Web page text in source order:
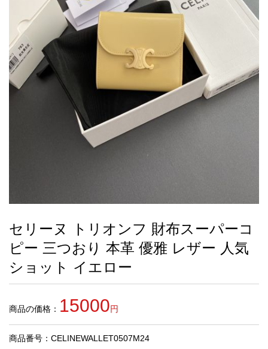
管
せ
2026人気特集
バッグ
財布
時計
服
ズボン
衣装セット
靴
住まい用品
アクセサリー
ベルト
スカーフ
アイフォーンケ
ース
小物
お
す
す
め
商
人
セリーヌ トリオンフ 財布スーパーコ
ピー 三つおり 本革 優雅 レザー 人気
ショット イエロー
商品の価格： 15000円
商品番号：CELINEWALLET0507M24